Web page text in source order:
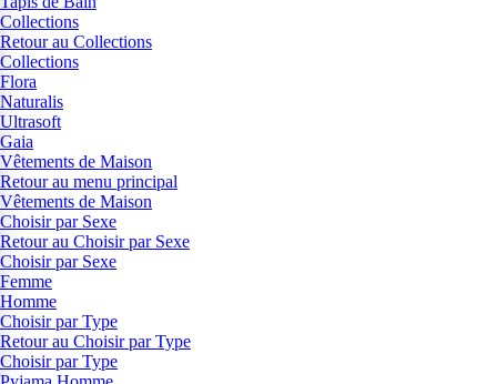
Collections
Retour au Collections
Collections
Flora
Naturalis
Ultrasoft
Gaia
Vêtements de Maison
Retour au menu principal
Vêtements de Maison
Choisir par Sexe
Retour au Choisir par Sexe
Choisir par Sexe
Femme
Homme
Choisir par Type
Retour au Choisir par Type
Choisir par Type